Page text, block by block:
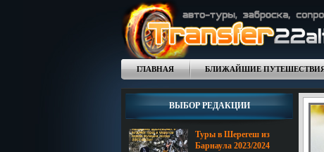
ГЛАВНАЯ БЛИЖАЙШИЕ
ВЫБОР РЕДАКЦИИ
Туры в Шерегеш из
Барнаула 2023/2024